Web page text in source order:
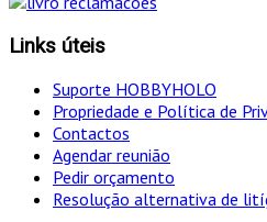
Links úteis
Suporte HOBBYHOLO
Propriedade e Política de
Contactos
Agendar reunião
Pedir orçamento
Resolução alternativa de